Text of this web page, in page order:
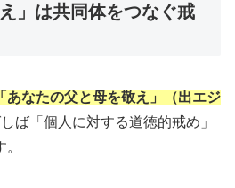
」は共同体をつなぐ戒
「あなたの父と母を敬え」（出エジ
ば「個人に対する道徳的戒め」